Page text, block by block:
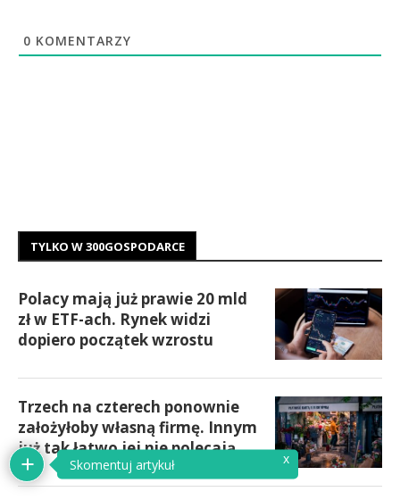
0 KOMENTARZY
TYLKO W 300GOSPODARCE
Polacy mają już prawie 20 mld
zł w ETF-ach. Rynek widzi
dopiero początek wzrostu
Trzech na czterech ponownie
założyłoby własną firmę. Innym
już tak łatwo jej nie polecają
Skomentuj artykuł x